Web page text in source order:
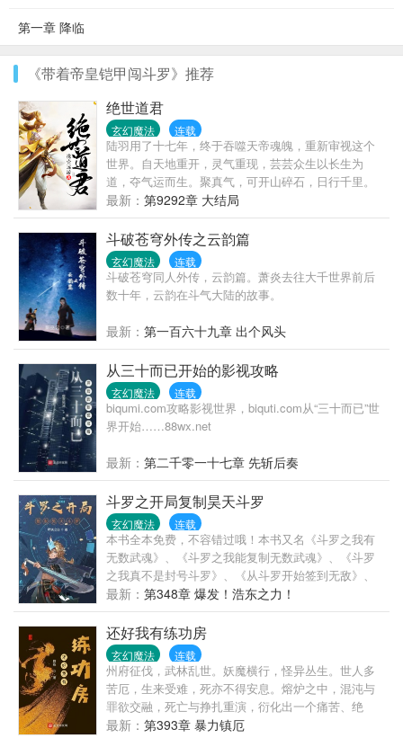
第一章 降临
《带着帝皇铠甲闯斗罗》推荐
绝世道君
玄幻魔法 连载
陆羽用了十七年，终于吞噬天帝魂魄，重新审视这个
世界。自天地重开，灵气重现，芸芸众生以长生为
道，夺气运而生。聚真气，可开山碎石，日行千里。
练法术，可呼风唤雨，腾云驾雾。虎啸山林，龙游浅
水。这一世，问鼎苍穹，猛虎下山，龙飞九天！
最新： 第9292章 大结局
斗破苍穹外传之云韵篇
玄幻魔法 连载
斗破苍穹同人外传，云韵篇。萧炎去往大千世界前后
数十年，云韵在斗气大陆的故事。
最新： 第一百六十九章 出个风头
从三十而已开始的影视攻略
玄幻魔法 连载
biqumi.com攻略影视世界，biquti.com从“三十而已”世
界开始……88wx.net
最新： 第二千零一十七章 先斩后奏
斗罗之开局复制昊天斗罗
玄幻魔法 连载
本书全本免费，不容错过哦！本书又名《斗罗之我有
无数武魂》、《斗罗之我能复制无数武魂》、《斗罗
之我真不是封号斗罗》、《从斗罗开始签到无敌》、
《斗罗之签到女神无敌》、《斗罗：复制成神》。叶
不群穿越斗罗大陆，获得亿年镜像兽武魂，从此开始
了他牛比哄哄的人生。“你是剑斗罗？不对，你是昊天
斗罗？雷霆斗罗、菊斗罗？该死！你到底是谁？！”“我
是谁不重要，我只想告诉你，无论你有多强，我一定
比你强。因为我能创造出另一个你。”“蓝电霸王龙家族
愿依附！”“七宝琉璃宗愿依附！”“昊天宗愿依附！”“武魂
殿愿依附！”“象甲宗愿依附！”“破之一族愿依附！”.....
最新： 第348章 爆发！浩东之力！
还好我有练功房
玄幻魔法 连载
州府征伐，武林乱世。妖魔横行，怪异丛生。世人多
苦厄，生来受难，死亦不得安息。熔炉之中，混沌与
罪欲交融，死亡与挣扎重演，衍化出一个痛苦、绝
望、麻木的悲惨世界。值此世道，一间住在脑海里的
最新： 第393章 暴力镇厄